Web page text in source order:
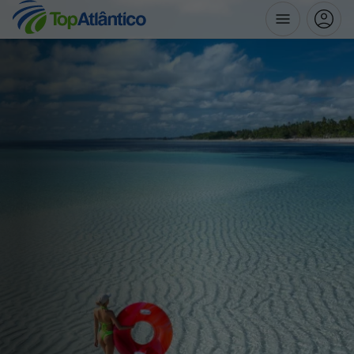
Destinos
Disneyland ® Paris
Escapadinhas